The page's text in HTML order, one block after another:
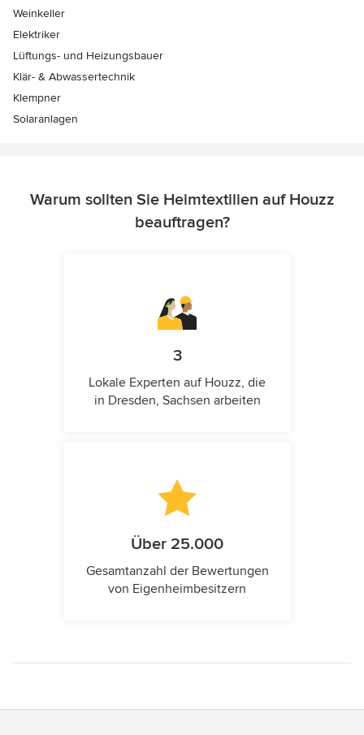
Weinkeller
Elektriker
Lüftungs- und Heizungsbauer
Klär- & Abwassertechnik
Klempner
Solaranlagen
Warum sollten Sie Heimtextilien auf Houzz
beauftragen?
3
Lokale Experten auf Houzz, die
in Dresden, Sachsen arbeiten
Über 25.000
Gesamtanzahl der Bewertungen
von Eigenheimbesitzern